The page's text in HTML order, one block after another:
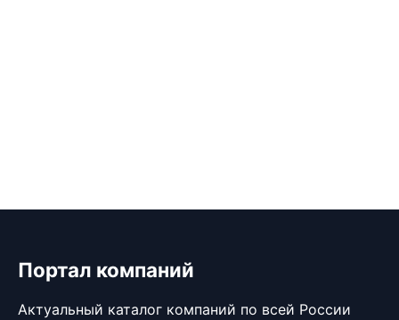
Портал компаний
Актуальный каталог компаний по всей России